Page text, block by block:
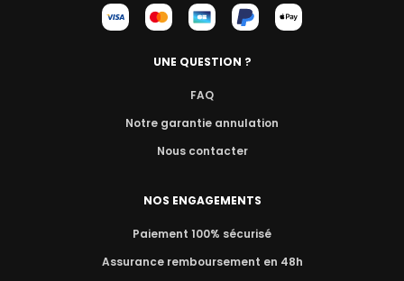
UNE QUESTION ?
FAQ
Notre garantie annulation
Nous contacter
NOS ENGAGEMENTS
Paiement 100% sécurisé
Assurance remboursement en 48h